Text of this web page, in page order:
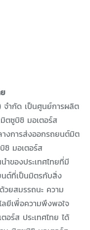
จำกัด เป็นศูนย์การผลิต
ตซูบิชิ มอเตอร์ส
งการส่งออกรถยนต์มิต
ชิ มอเตอร์ส
ของประเทศไทยที่มี
นต์ที่เป็นมิตรกับสิ่ง
ยสมรรถนะ ความ
ลยีเพื่อความพึงพอใจ
ร์ส ประเทศไทย ได้